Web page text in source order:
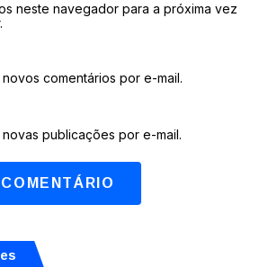
neste navegador para a próxima vez
comentários por e-mail.
publicações por e-mail.